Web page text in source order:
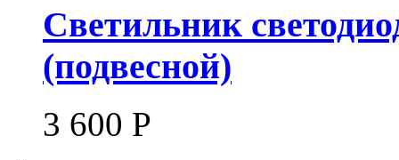
Светильник
(подвесной)
3 600 Р